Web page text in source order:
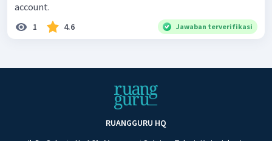
account.
1 4.6 Jawaban terverifikasi
RUANGGURU HQ